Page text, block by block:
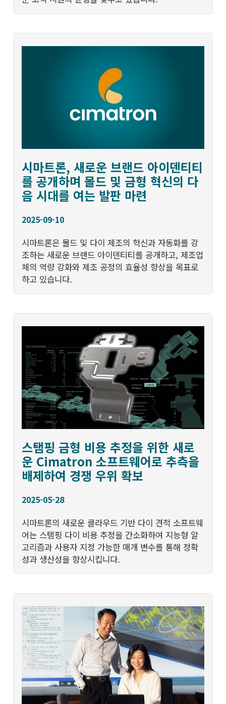
시마트론, 새로운 브랜드 아이덴티티
를 공개하며 몰드 및 금형 혁신의 다
음 시대를 여는 발판 마련
2025-09-10
시마트론은 몰드 및 다이 제조의 혁신과 자동화를 강
조하는 새로운 브랜드 아이덴티티를 공개하고, 제조업
체의 역량 강화와 제조 공정의 효율성 향상을 목표로
하고 있습니다.
스탬핑 금형 비용 추정을 위한 새로
운 Cimatron 소프트웨어로 추측을
배제하여 경쟁 우위 확보
2025-05-28
시마트론의 새로운 클라우드 기반 다이 견적 소프트웨
어는 스탬핑 다이 비용 추정을 간소화하여 지능형 알
고리즘과 사용자 지정 가능한 매개 변수를 통해 정확
성과 생산성을 향상시킵니다.